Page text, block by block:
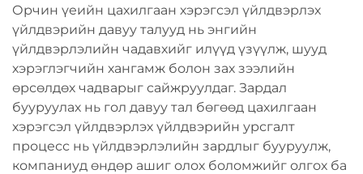
хэрэгсэл
Орчин үеийн цахилгаан хэрэгсэл үйлдвэрлэх
үйлдвэрийн давуу талууд нь энгийн
үйлдвэрлэлийн чадавхийг илүүд үзүүлж, шууд
хэрэглэгчийн хангамж болон зах зээлийн
өрсөлдөх чадварыг сайжруулдаг. Зардал
бууруулах нь гол давуу тал бөгөөд цахилгаан
хэрэгсэл үйлдвэрлэх үйлдвэрийн урсгалт
процесс нь үйлдвэрлэлийн зардлыг бууруулж,
компаниуд өндөр ашиг олох боломжийг олгох ба